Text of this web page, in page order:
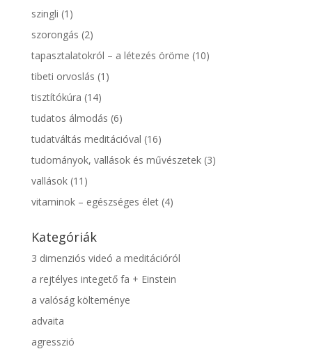
szingli (1)
szorongás (2)
tapasztalatokról – a létezés öröme (10)
tibeti orvoslás (1)
tisztítókúra (14)
tudatos álmodás (6)
tudatváltás meditációval (16)
tudományok, vallások és művészetek(3)
vallások(11)
vitaminok – egészséges élet(4)
Kategóriák
3 dimenziós videó a meditációról
a rejtélyes integető fa + Einstein
a valóság költeménye
advaita
agresszió